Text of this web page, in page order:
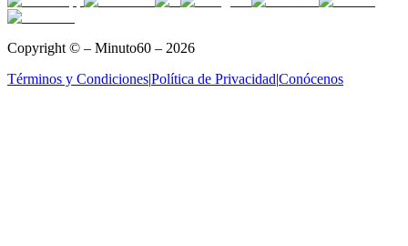
Copyright © – Minuto60 – 2026
Términos y Condiciones|Política de Privacidad|Conócenos